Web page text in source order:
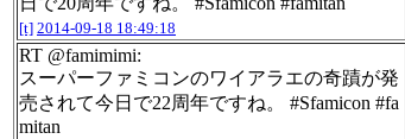
[t] 2014-09-18 18:49:18
RT @famimimi:
スーパーファミコンのワイアラエの奇蹟が発
売されて今日で22周年ですね。 #Sfamicon #fa
mitan